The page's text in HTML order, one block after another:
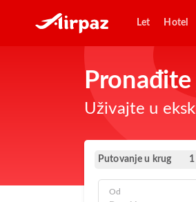
Let Hotel
Uživajte u
Putovanje u krug
Od